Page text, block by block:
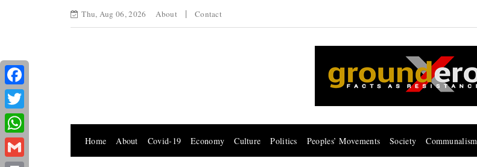
Thu, Aug 06, 2026 About Contact
Home About Covid-19 Economy Culture Politics Peoples’ Movements Society Communalism
Facebook
Twitter
WhatsApp